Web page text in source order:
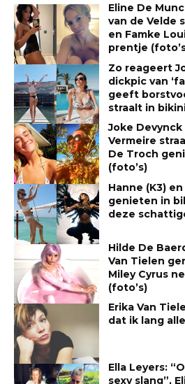
Eline De
van de Velde
en Famke
prentje
Zo reageert
dickpic van
geeft
straalt in
Joke
Vermeire
De Troch
(foto’s)
Hanne (K3)
genieten in
deze
Hilde De
Van Tielen
Miley Cyrus
(foto’s)
Erika Van
dat ik lang
Ella Leyers:
sexy slang”,